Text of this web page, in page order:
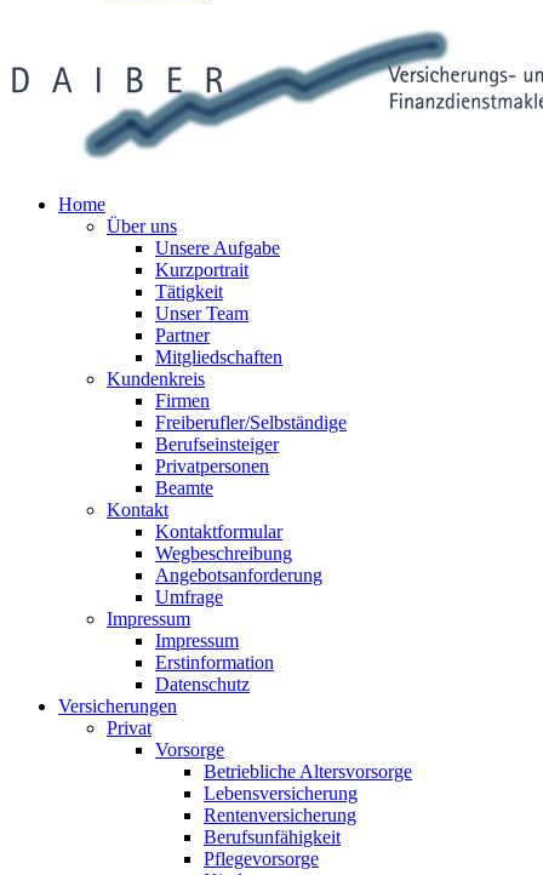
Home
Über uns
Unsere Aufgabe
Kurzportrait
Tätigkeit
Unser Team
Partner
Mitgliedschaften
Kundenkreis
Firmen
Freiberufler/Selbständige
Berufseinsteiger
Privatpersonen
Beamte
Kontakt
Kontaktformular
Wegbeschreibung
Angebotsanforderung
Umfrage
Impressum
Impressum
Erstinformation
Datenschutz
Versicherungen
Privat
Vorsorge
Betriebliche Altersvorsorge
Lebensversicherung
Rentenversicherung
Berufsunfähigkeit
Pflegevorsorge